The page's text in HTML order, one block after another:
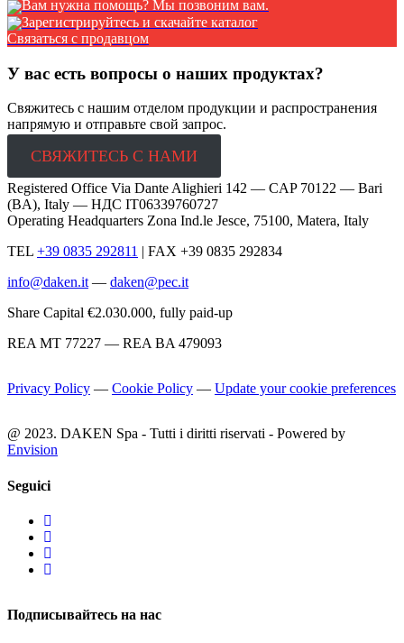
Вам нужна помощь? Мы позвоним вам.
Зарегистрируйтесь и скачайте каталог
Связаться с продавцом
У вас есть вопросы о наших продуктах?
Свяжитесь с нашим отделом продукции и распространения
напрямую и отправьте свой запрос.
СВЯЖИТЕСЬ С НАМИ
Registered Office Via Dante Alighieri 142 — CAP 70122 — Bari
(BA), Italy — НДС IT06339760727
Operating Headquarters Zona Ind.le Jesce, 75100, Matera, Italy
TEL +39 0835 292811 | FAX +39 0835 292834
info@daken.it — daken@pec.it
Share Capital €2.030.000, fully paid-up
REA MT 77227 — REA BA 479093
Privacy Policy — Cookie Policy — Update your cookie preferences
@ 2023. DAKEN Spa - Tutti i diritti riservati - Powered by
Envision
Seguici
Подписывайтесь на нас